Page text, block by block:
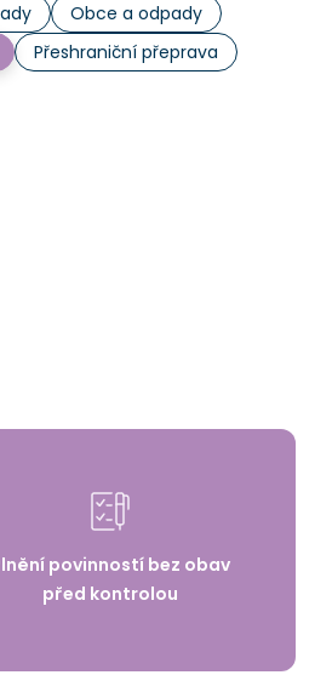
Obce a odpady
Přeshraniční přeprava
povinností bez obav
před kontrolou